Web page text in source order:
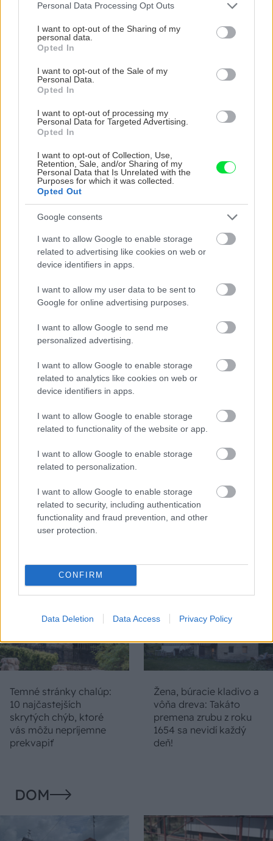
Please note that this website/app uses one or more Google
not limited to your visit or usage behaviour. You may click to
grant or deny consent to Google and its third-party tags to
use your data for below specified purposes in below Google
consent section.
Personal Data Processing Opt Outs
I want to opt-out of the Sharing of my
personal data.
Opted In
I want to opt-out of the Sale of my
Personal Data.
Opted In
I want to opt-out of processing my
Personal Data for Targeted Advertising.
Opted In
I want to opt-out of Collection, Use,
Retention, Sale, and/or Sharing of my
Personal Data that Is Unrelated with the
Purposes for which it was collected.
Opted Out
Google consents
I want to allow Google to enable storage
related to advertising like cookies on web or
device identifiers in apps.
I want to allow my user data to be sent to
Google for online advertising purposes.
I want to allow Google to send me
personalized advertising.
I want to allow Google to enable storage
related to analytics like cookies on web or
device identifiers in apps.
I want to allow Google to enable storage
related to functionality of the website or app.
I want to allow Google to enable storage
related to personalization.
I want to allow Google to enable storage
related to security, including authentication
functionality and fraud prevention, and other
user protection.
CONFIRM
Data Deletion Data Access Privacy Policy
5 trvaliek s
ktoré dodajú vášmu
záhonu celosezónny
vysaďte na miesta, na
ktoré slnko svieti celý
levanduľa! 7 fialových
krások, ktoré rozžiaria
ochabnuté izbové
rastliny? Pravda vás
CHALUPA
Na Morave prerobila
starú chalupu na
nepoznanie: Keď
vojdete dnu, zabudnete,
S motorovou pílou sa
dokáže aj podpísať.
Slovák sa nebál a v
Temné stránky chalúp:
10 najčastejších
skrytých chýb, ktoré
vás môžu nepríjemne
prekvapiť
Žena, búracie kladivo a
vôňa dreva: Takáto
premena zrubu z roku
1654 sa nevidí každý
deň!
DOM